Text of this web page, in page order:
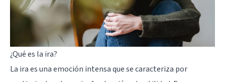
¿Qué es la ira?
La ira es una emoción intensa que se caracteriza por